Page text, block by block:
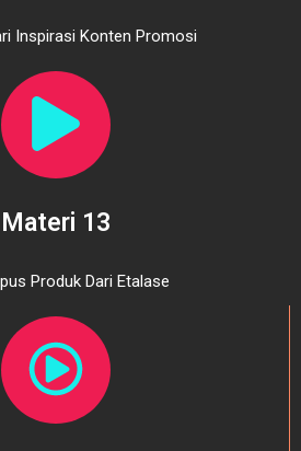
Inspirasi Konten Promosi
Materi 13
Produk Dari Etalase